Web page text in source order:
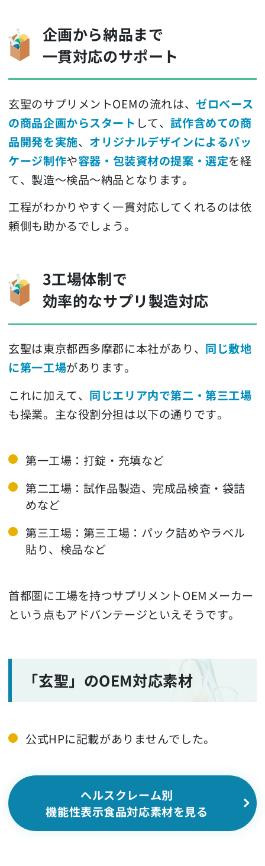
企画から納品まで
一貫対応のサポート
玄聖のサプリメントOEMの流れは、ゼロベース
の商品企画からスタート して、試作含めての商
品開発を実施、 オリジナルデザインによるパッ
ケージ制作や容器・包装資材の提案・選定を経
て、製造～検品～納品となります。
工程がわかりやすく一貫対応してくれるのは依
頼側も助かるでしょう。
3工場体制で
効率的なサプリ製造対応
玄聖は東京都西多摩郡に本社があり、 同じ敷地
に第一工場があります。
これに加えて、 同じエリア内で第二・第三工場
も操業。主な役割分担は以下の通りです。
第一工場：打錠・充填など
第二工場：試作品製造、完成品検査・袋詰
めなど
第三工場：第三工場：パック詰めやラベル
貼り、検品など
首都圏に工場を持つサプリメントOEMメーカー
という点もアドバンテージといえそうです。
「玄聖」のOEM対応素材
公式HPに記載がありませんでした。
ヘルスクレーム別
機能性表示食品対応素材を見る